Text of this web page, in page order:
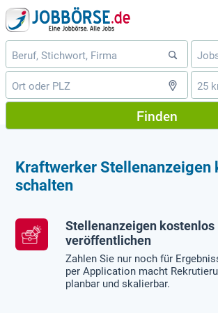
25
Finden
Kraftwerker Stellenanzeigen
schalten
Stellenanzeigen kostenlos
veröffentlichen
Zahlen Sie nur noch für
per Application macht
planbar und skalierbar.